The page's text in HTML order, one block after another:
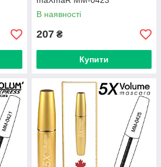
В наявності
207 ₴
Купити